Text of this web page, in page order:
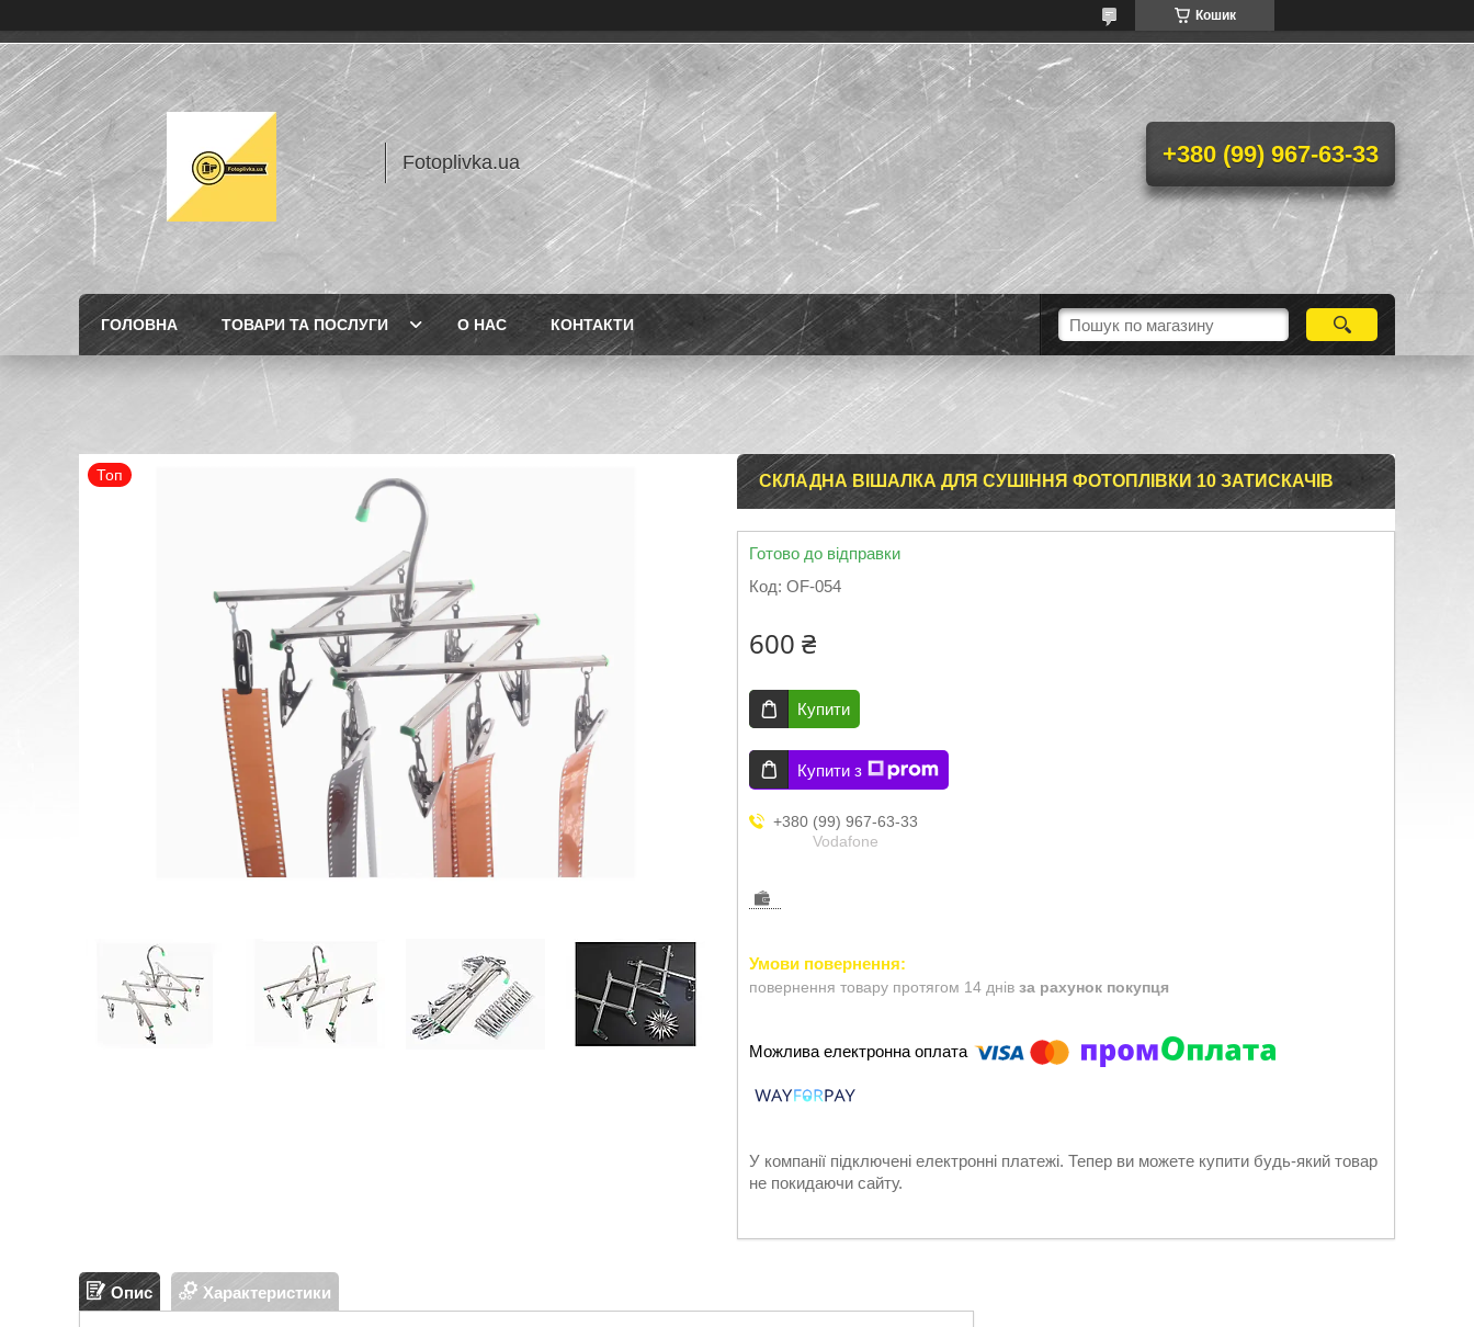
Кошик
Fotoplivka.ua +380 (99) 967-63-33
ГОЛОВНА ТОВАРИ ТА ПОСЛУГИ О НАС КОНТАКТИ
Топ СКЛАДНА ВІШАЛКА ДЛЯ СУШІННЯ ФОТОПЛІВКИ 10 ЗАТИСКАЧІВ
Готово до відправки
Код: OF-054
600 ₴
Купити
Купити з
+380 (99) 967-63-33
Vodafone
повернення товару протягом 14 днів за рахунок покупця
У компанії підключені електронні платежі. Тепер ви можете купити будь-який товар
не покидаючи сайту.
Опис Характеристики